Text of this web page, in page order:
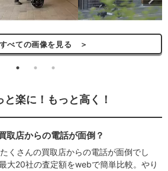
ての画像を見る ＞
楽に！もっと高く！
取店からの電話が面倒？
くさんの買取店からの電話が面倒でし
大20社の査定額をwebで簡単比較。やり